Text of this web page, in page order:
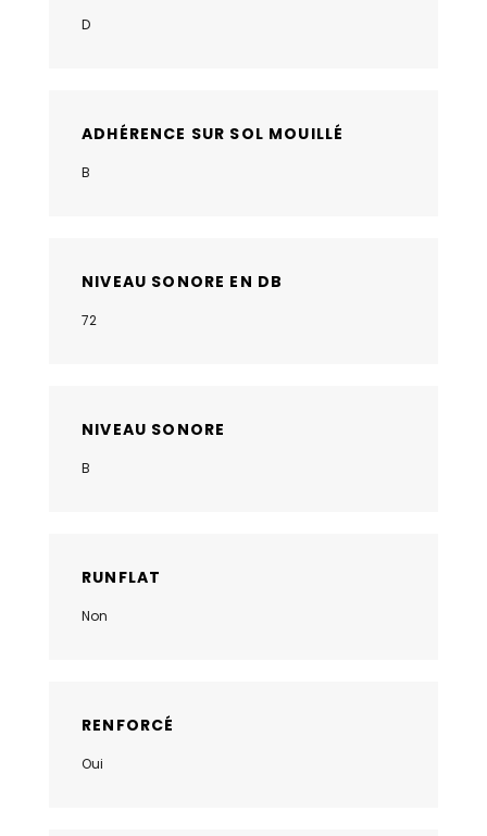
D
ADHÉRENCE SUR SOL MOUILLÉ
B
NIVEAU SONORE EN DB
72
NIVEAU SONORE
B
RUNFLAT
Non
RENFORCÉ
Oui